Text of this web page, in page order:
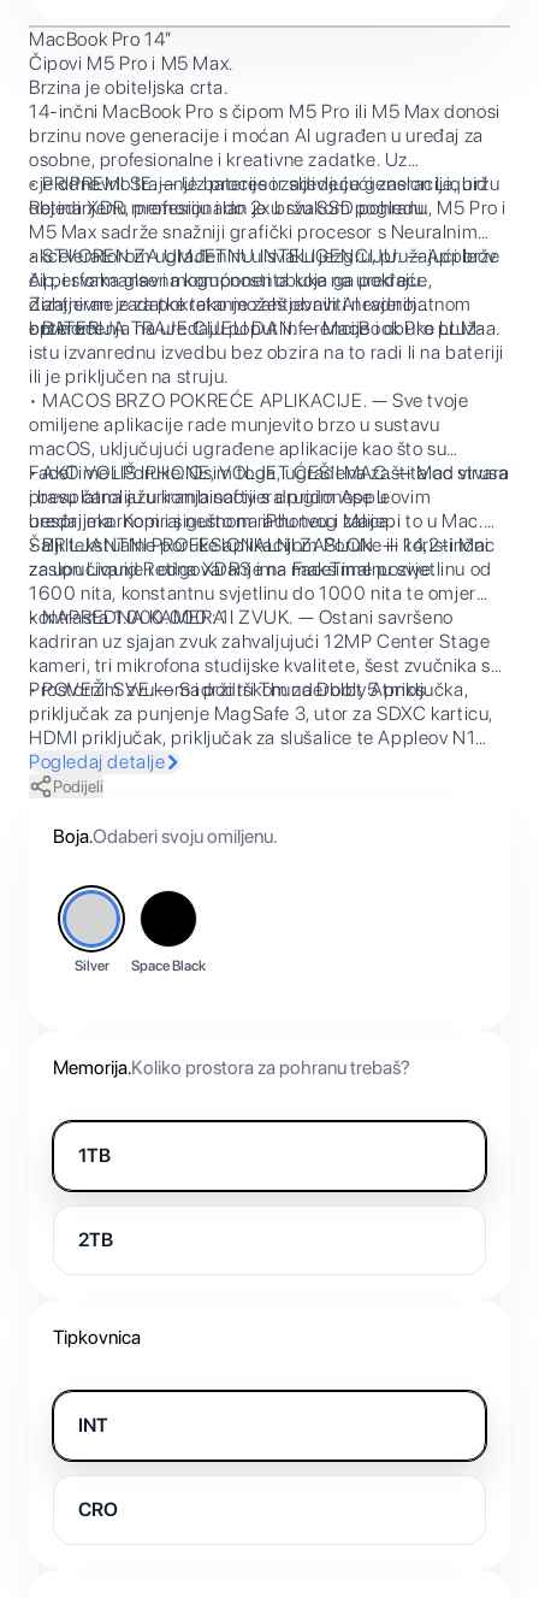
MacBook Pro 14”
Čipovi M5 Pro i M5 Max.
Brzina je obiteljska crta.
14-inčni MacBook Pro s čipom M5 Pro ili M5 Max donosi
brzinu nove generacije i moćan AI ugrađen u uređaj za
osobne, profesionalne i kreativne zadatke. Uz
cjelodnevno trajanje baterije i zadivljujući zaslon Liquid
Retina XDR, profesionalan je u svakom pogledu.
• PRIPREMI SE. — Uz procesor sljedeće generacije, bržu
objedinjenu memoriju i do 2x bržu SSD pohranu, M5 Pro i
M5 Max sadrže snažniji grafički procesor s Neuralnim
akceleratorom ugrađenim u svaku jezgru, pružajući brže
AI performanse i mogućnosti obuke na uređaju.
Zahtjevne zadatke tako možeš obaviti nevjerojatnom
brzinom.
• STVOREN ZA UMJETNU INTELIGENCIJU. — Appleov
čip, i svaka glavna komponenta koja ga pokreće,
dizajniran je za pokretanje zahtjevnih AI radnih
opterećenja na uređaju poput inferencije i obuke LLM-a.
• BATERIJA TRAJE CIJELI DAN. — MacBook Pro pruža
istu izvanrednu izvedbu bez obzira na to radi li na bateriji
ili je priključen na struju.
• MACOS BRZO POKREĆE APLIKACIJE. — Sve tvoje
omiljene aplikacije rade munjevito brzo u sustavu
macOS, uključujući ugrađene aplikacije kao što su
FaceTime i Poruke. Osim toga, ugrađena zaštita od virusa
i besplatna ažuriranja softvera pridonose u
besprijekornom i sigurnom radu tvog Maca.
• AKO VOLIŠ IPHONE, VOLJET ĆEŠ I MAC. — Mac stvara
pravu čaroliju u kombinaciji s drugim Appleovim
uređajima. Kopiraj nešto na iPhoneu i zalijepi to u Mac.
Šalji tekstualne poruke aplikacijom Poruke ili koristi Mac
za upućivanje i odgovaranje na FaceTime pozive.
• BRILJANTNI PROFESIONALNI ZASLON. — 14,2-inčni
zaslon Liquid Retina XDR3 ima maksimalnu svjetlinu od
1600 nita, konstantnu svjetlinu do 1000 nita te omjer
kontrasta 1.000.000 : 1.
• NAPREDNA KAMERA I ZVUK. — Ostani savršeno
kadriran uz sjajan zvuk zahvaljujući 12MP Center Stage
kameri, tri mikrofona studijske kvalitete, šest zvučnika s
Prostornim zvukom i podrškom za Dolby Atmos.
• POVEŽI SVE. — Sadrži tri Thunderbolt 5 priključka,
priključak za punjenje MagSafe 3, utor za SDXC karticu,
HDMI priključak, priključak za slušalice te Appleov N1
bežični čip za Wi-Fi 7 i Bluetooth 6. Podržava do tri
vanjska zaslona s čipom M5 Pro ili do četiri zaslona s
Pogledaj detalje
Podijeli
Boja.Odaberi svoju omiljenu.
Silver Space Black
Memorija.Koliko prostora za pohranu trebaš?
1TB
2TB
Tipkovnica
INT
CRO